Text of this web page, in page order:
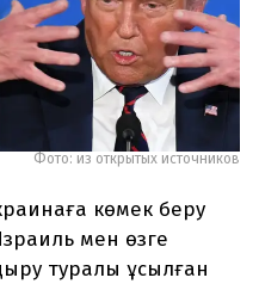
Фото: из открытых источников
көмек беру
мен өзге
туралы ұсылған